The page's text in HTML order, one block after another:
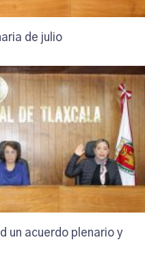
de julio
un acuerdo plenario y